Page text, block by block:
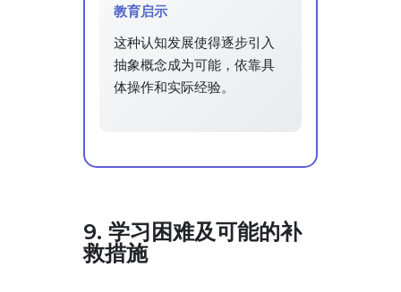
教育启示
这种认知发展使得逐步引入
抽象概念成为可能，依靠具
体操作和实际经验。
9. 学习困难及可能的补
救措施